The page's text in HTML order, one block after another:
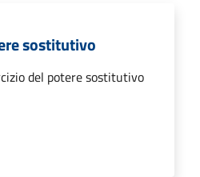
sostitutivo
del potere sostitutivo